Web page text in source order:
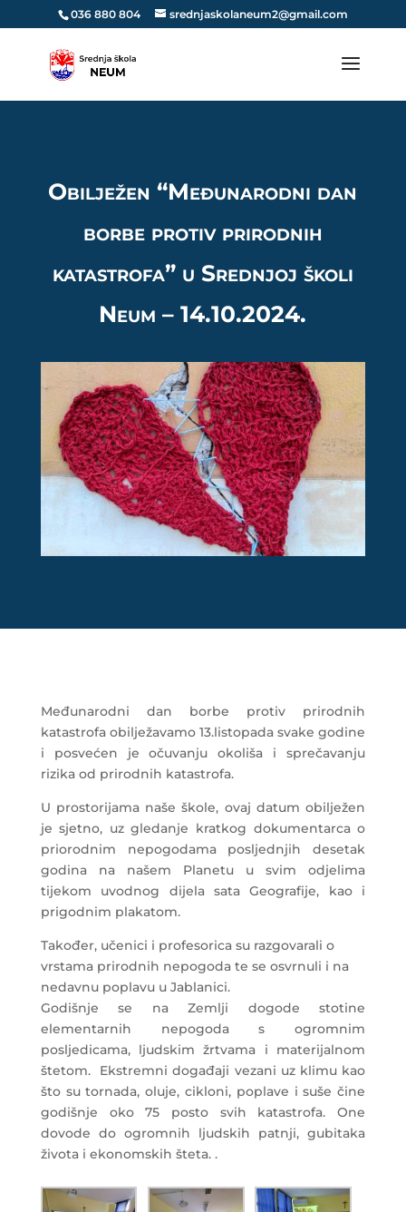
036 880 804 srednjaskolaneum2@gmail.com
Obilježen “Međunarodni dan
borbe protiv prirodnih
katastrofa” u Srednjoj školi
Neum – 14.10.2024.
Međunarodni dan borbe protiv prirodnih
katastrofa obilježavamo 13.listopada svake godine
i posvećen je očuvanju okoliša i sprečavanju
rizika od prirodnih katastrofa.
U prostorijama naše škole, ovaj datum obilježen
je sjetno, uz gledanje kratkog dokumentarca o
priorodnim nepogodama posljednjih desetak
godina na našem Planetu u svim odjelima
tijekom uvodnog dijela sata Geografije, kao i
prigodnim plakatom.
Također, učenici i profesorica su razgovarali o
vrstama prirodnih nepogoda te se osvrnuli i na
nedavnu poplavu u Jablanici.
Godišnje se na Zemlji dogode stotine
elementarnih nepogoda s ogromnim
posljedicama, ljudskim žrtvama i materijalnom
štetom. Ekstremni događaji vezani uz klimu kao
što su tornada, oluje, cikloni, poplave i suše čine
godišnje oko 75 posto svih katastrofa. One
dovode do ogromnih ljudskih patnji, gubitaka
života i ekonomskih šteta. .